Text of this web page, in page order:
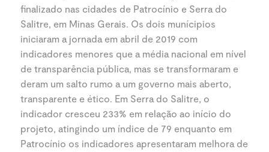
finalizado nas cidades de Patrocínio e Serra do
Salitre, em Minas Gerais. Os dois munícipios
iniciaram a jornada em abril de 2019 com
indicadores menores que a média nacional em nível
de transparência pública, mas se transformaram e
deram um salto rumo a um governo mais aberto,
transparente e ético. Em Serra do Salitre, o
indicador cresceu 233% em relação ao início do
projeto, atingindo um índice de 79 enquanto em
Patrocínio os indicadores apresentaram melhora de